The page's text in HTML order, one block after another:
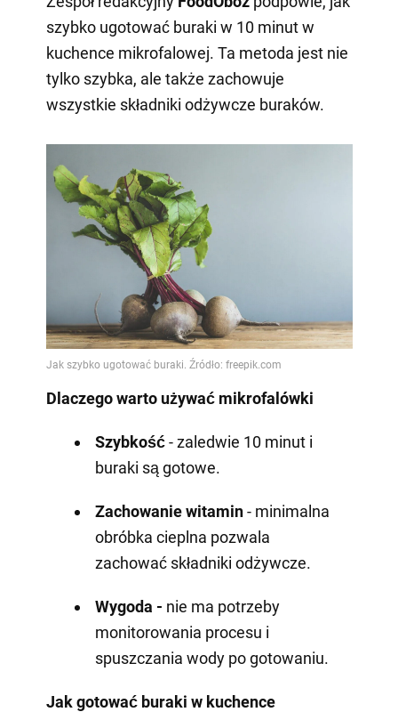
szybko ugotować buraki w 10 minut w
kuchence mikrofalowej. Ta metoda jest nie
tylko szybka, ale także zachowuje
wszystkie składniki odżywcze buraków.
Dlaczego warto używać mikrofalówki
Szybkość- zaledwie 10 minut i
buraki są gotowe.
Zachowanie witamin- minimalna
obróbka cieplna pozwala
zachować składniki odżywcze.
Wygoda - nie ma potrzeby
monitorowania procesu i
spuszczania wody po gotowaniu.
Jak gotować buraki w kuchence